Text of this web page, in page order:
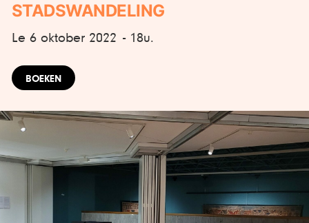
STADSWANDELING
Le 6 oktober 2022 - 18u.
BOEKEN